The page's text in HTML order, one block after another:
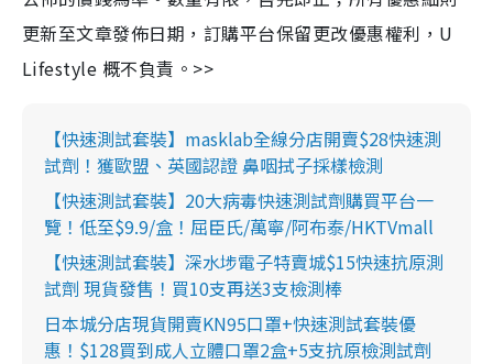
更新至文章發佈日期，訂購平台保留更改優惠權利，U
Lifestyle 概不負責。>>
【快速測試套裝】masklab全線分店開賣$28快速測
試劑！獲歐盟、英國認證 鼻咽拭子採樣檢測
【快速測試套裝】20大病毒快速測試劑購買平台一
覽！低至$9.9/盒！屈臣氏/萬寧/阿布泰/HKTVmall
【快速測試套裝】深水埗電子特賣城$15快速抗原測
試劑 現貨發售！買10支再送3支檢測棒
日本城分店現貨開賣KN95口罩+快速測試套裝優
惠！$128買到成人立體口罩2盒+5支抗原檢測試劑